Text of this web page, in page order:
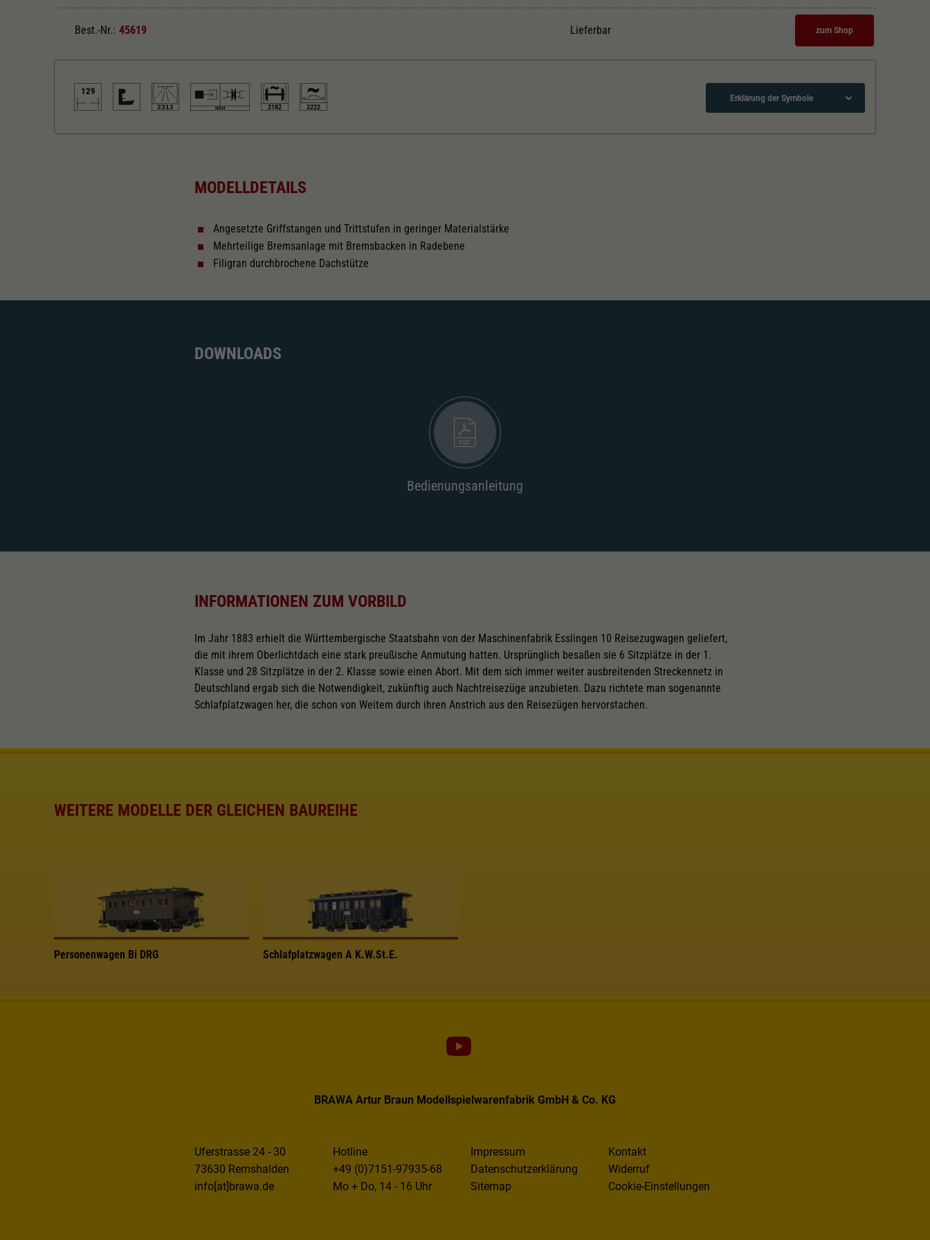
Best.-Nr.: 45619 Lieferbar zum Shop
129
2182 2222
Erklärung der Symbole
Wechselstromschleifer
MODELLDETAILS
Angesetzte Griffstangen und Trittstufen in geringer Materialstärke
Mehrteilige Bremsanlage mit Bremsbacken in Radebene
Filigran durchbrochene Dachstütze
DOWNLOADS
Bedienungsanleitung
INFORMATIONEN ZUM VORBILD
Im Jahr 1883 erhielt die Württembergische Staatsbahn von der Maschinenfabrik Esslingen 10 Reisezugwagen geliefert,
die mit ihrem Oberlichtdach eine stark preußische Anmutung hatten. Ursprünglich besaßen sie 6 Sitzplätze in der 1.
Klasse und 28 Sitzplätze in der 2. Klasse sowie einen Abort. Mit dem sich immer weiter ausbreitenden Streckennetz in
Deutschland ergab sich die Notwendigkeit, zukünftig auch Nachtreisezüge anzubieten. Dazu richtete man sogenannte
Schlafplatzwagen her, die schon von Weitem durch ihren Anstrich aus den Reisezügen hervorstachen.
WEITERE MODELLE DER GLEICHEN BAUREIHE
Personenwagen Bi DRG Schlafplatzwagen A K.W.St.E.
BRAWA Artur Braun Modellspielwarenfabrik GmbH & Co. KG
Uferstrasse 24 - 30
73630 Remshalden
info[at]brawa.de
Hotline
+49 (0)7151-97935-68
Mo + Do, 14 - 16 Uhr
Impressum
Datenschutzerklärung
Sitemap
Kontakt
Widerruf
Cookie-Einstellungen
Einstellungen, falls der Webseiten-Betreiber dies